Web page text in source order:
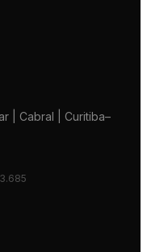
| Cabral | Curitiba–